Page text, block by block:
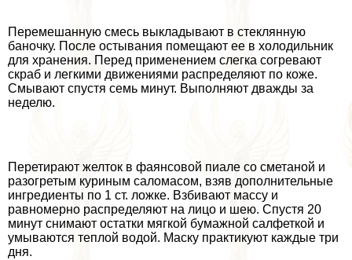
Перемешанную смесь выкладывают в стеклянную
баночку. После остывания помещают ее в холодильник
для хранения. Перед применением слегка согревают
скраб и легкими движениями распределяют по коже.
Смывают спустя семь минут. Выполняют дважды за
неделю.
Перетирают желток в фаянсовой пиале со сметаной и
разогретым куриным саломасом, взяв дополнительные
ингредиенты по 1 ст. ложке. Взбивают массу и
равномерно распределяют на лицо и шею. Спустя 20
минут снимают остатки мягкой бумажной салфеткой и
умываются теплой водой. Маску пpaктикуют каждые три
дня.